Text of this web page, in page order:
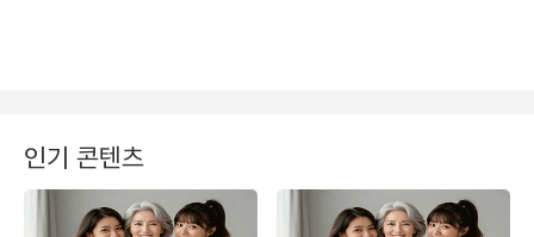
인기 콘텐츠